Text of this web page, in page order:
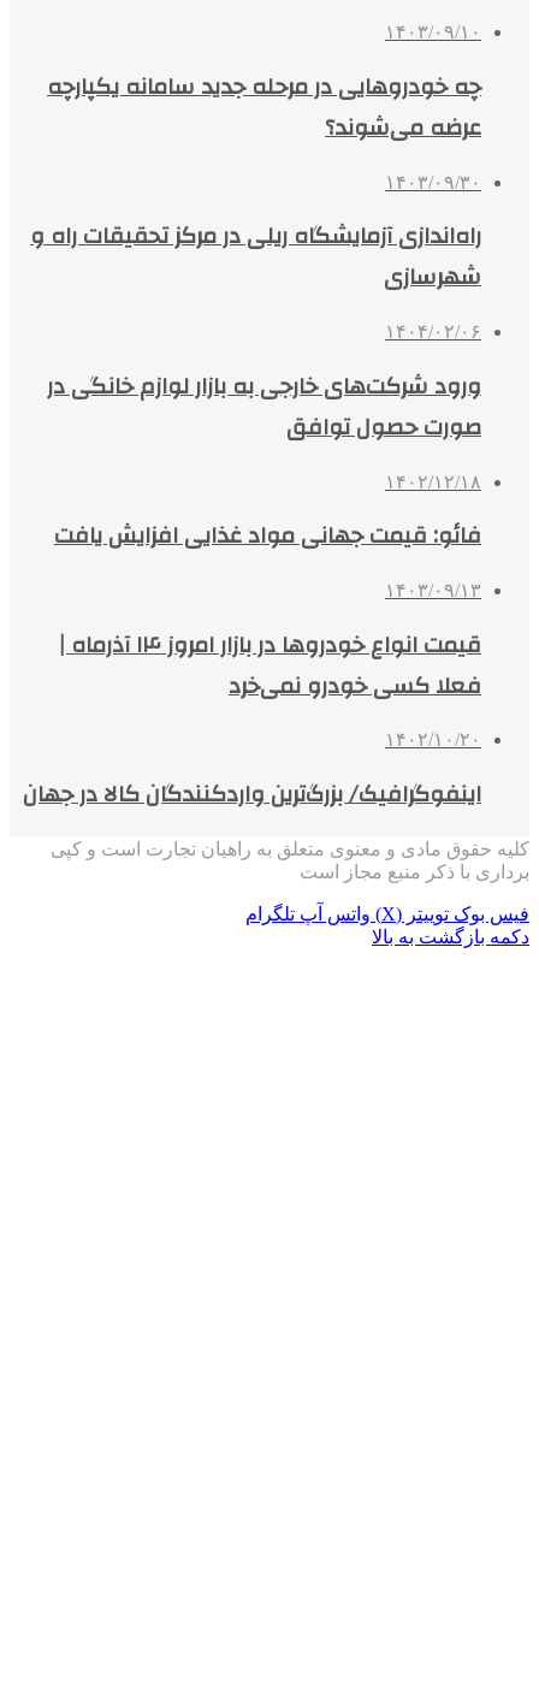
۱۴۰۳/۰۹/۱۰
چه خودروهایی در مرحله جدید سامانه یکپارچه
عرضه می‌شوند؟
۱۴۰۳/۰۹/۳۰
راه‌اندازی آزمایشگاه ریلی در مرکز تحقیقات راه و
شهرسازی
۱۴۰۴/۰۲/۰۶
ورود شرکت‌های خارجی به بازار لوازم خانگی در
صورت حصول توافق
۱۴۰۲/۱۲/۱۸
فائو: قیمت جهانی مواد غذایی افزایش یافت
۱۴۰۳/۰۹/۱۳
قیمت انواع خودروها در بازار امروز ۱۴ آذرماه |
فعلا کسی خودرو نمی‌خرد
۱۴۰۲/۱۰/۲۰
اینفوگرافیک/ بزرگ‌ترین واردکنندگان کالا در جهان
کلیه حقوق مادی و معنوی متعلق به راهیان تجارت است و کپی
برداری با ذکر منبع مجاز است
فیس بوک توییتر (X) واتس آپ تلگرام
دکمه بازگشت به بالا